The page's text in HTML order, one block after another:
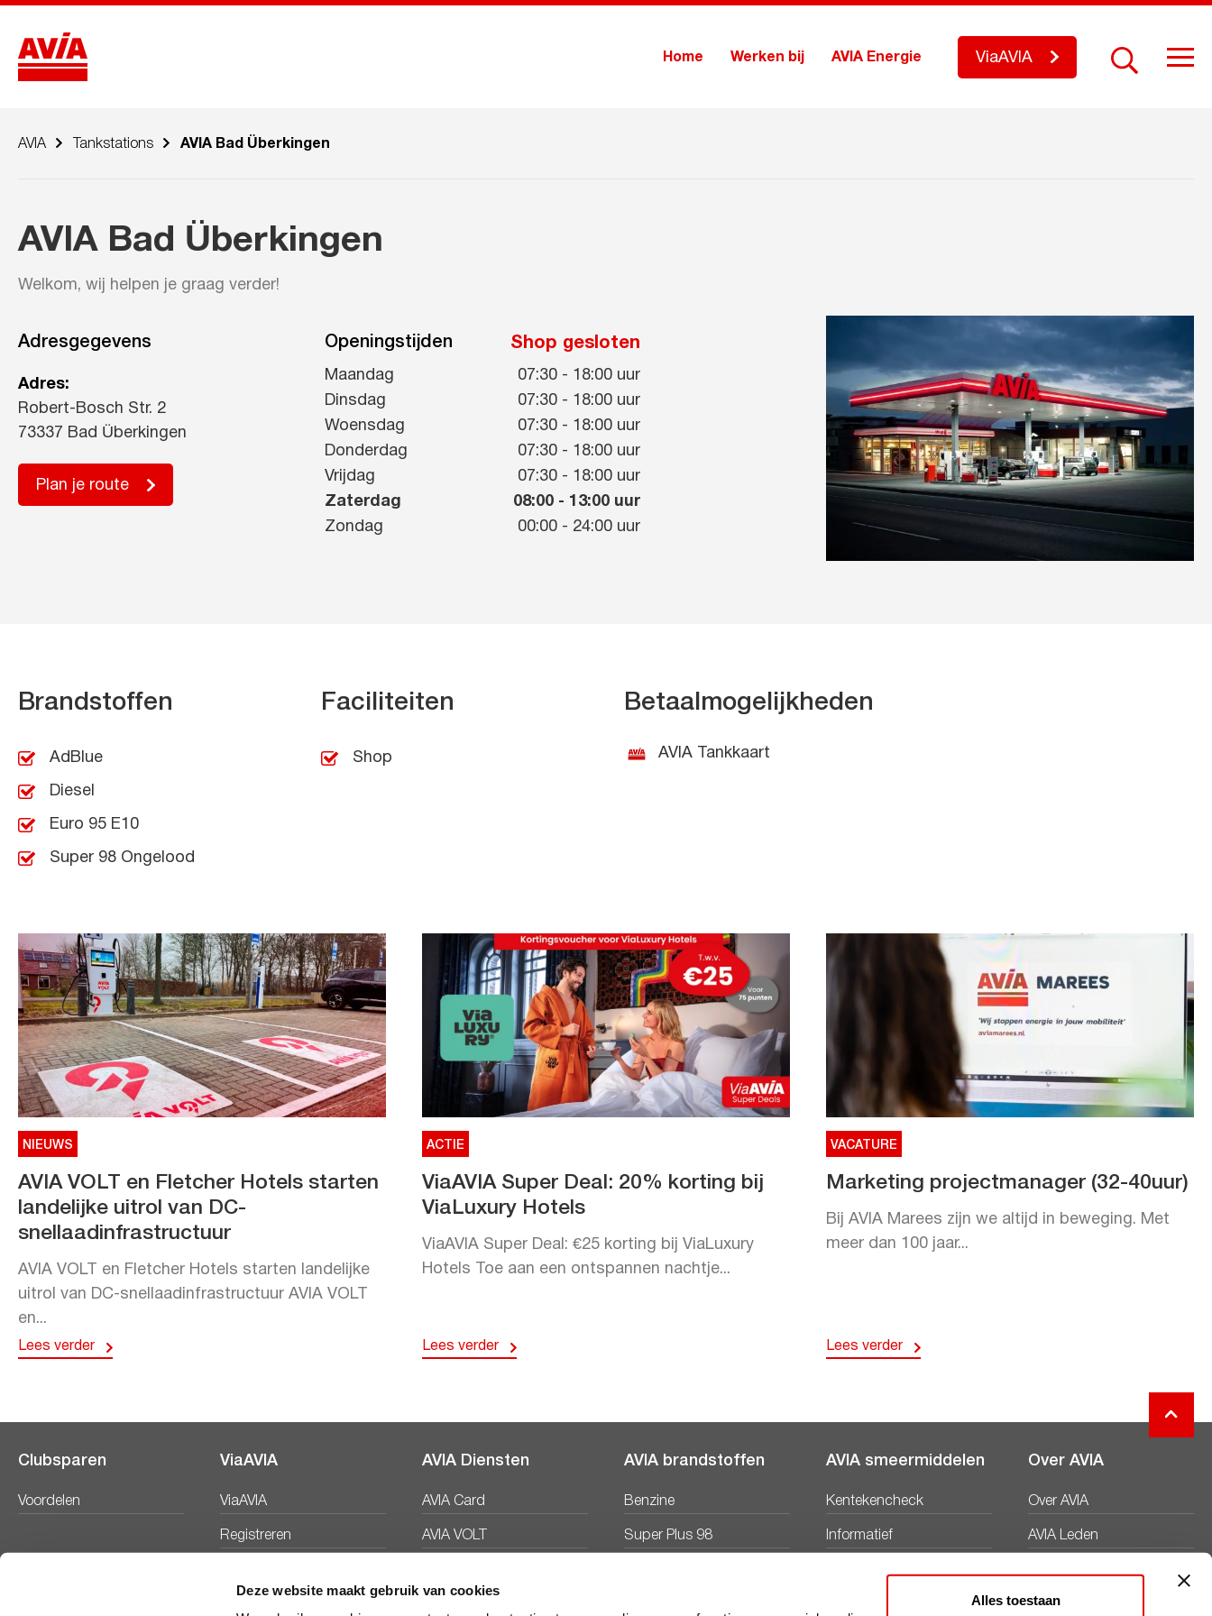
Deze website maakt gebruik van cookies
Alles toestaan
Home Werken bij AVIA Energie ViaAVIA
AVIA Tankstations AVIA Bad Überkingen
AVIA Bad Überkingen
Welkom, wij helpen je graag verder!
Adresgegevens
Adres:
Robert-Bosch Str. 2
73337 Bad Überkingen
Plan je route
Openingstijden Shop gesloten
Maandag 07:30 - 18:00 uur
Dinsdag
07:30 - 18:00 uur
Woensdag
07:30 - 18:00 uur
Donderdag
07:30 - 18:00 uur
Vrijdag
07:30 - 18:00 uur
Zaterdag
08:00 - 13:00 uur
Zondag
00:00 - 24:00 uur
Brandstoffen
AdBlue
Diesel
Euro 95 E10
Super 98 Ongelood
Faciliteiten
Shop
Betaalmogelijkheden
AVIA Tankkaart
NIEUWS
AVIA VOLT en Fletcher Hotels starten
landelijke uitrol van DC-
snellaadinfrastructuur
AVIA VOLT en Fletcher Hotels starten landelijke
uitrol van DC-snellaadinfrastructuur AVIA VOLT
en...
Lees verder
ACTIE
ViaAVIA Super Deal: 20% korting bij
ViaLuxury Hotels
ViaAVIA Super Deal: €25 korting bij ViaLuxury
Hotels Toe aan een ontspannen nachtje...
Lees verder
VACATURE
Marketing projectmanager (32-40uur)
Bij AVIA Marees zijn we altijd in beweging. Met
meer dan 100 jaar...
Lees verder
Clubsparen
Voordelen
ViaAVIA
ViaAVIA
Registreren
AVIA Diensten
AVIA Card
AVIA VOLT
AVIA brandstoffen
Benzine
Super Plus 98
AVIA smeermiddelen
Kentekencheck
Informatief
Over AVIA
Over AVIA
AVIA Leden
Duurzaamheid